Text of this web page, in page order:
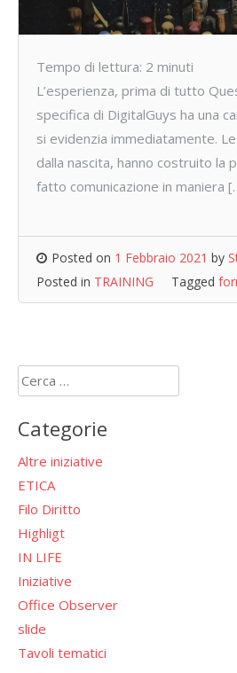
Tempo di lettura: 2 minuti
L’esperienza, prima di tutto
specifica di DigitalGuys ha una
si evidenzia immediatamente.
dalla nascita, hanno costruito la
fatto comunicazione in maniera
Posted on 1 Febbraio 2021 by
Posted in TRAINING Tagged
Ricerca
per:
Categorie
Altre iniziative
ETICA
Filo Diritto
Highligt
IN LIFE
Iniziative
Office Observer
slide
Tavoli tematici